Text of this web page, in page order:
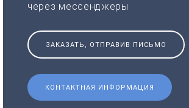
через мессенджеры
ЗАКАЗАТЬ, ОТПРАВИВ ПИСЬМО
КОНТАКТНАЯ ИНФОРМАЦИЯ